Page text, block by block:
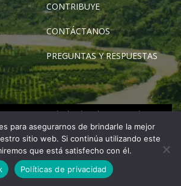
CONTRIBUYE
CONTÁCTANOS
PREGUNTAS Y RESPUESTAS
N° 355, Urb. El Palomar, San Isidro
para asegurarnos de brindarle la mejor
sitio web. Si continúa utilizando este
que está satisfecho con él.
Políticas de privacidad